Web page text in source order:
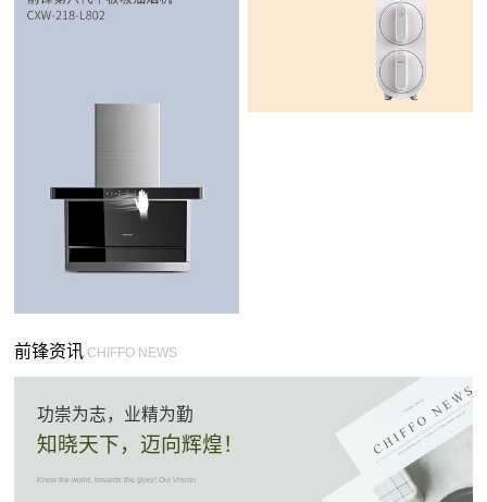
前锋资讯 CHIFFO NEWS
功崇为志，业精为勤
知晓天下，迈向辉煌！
Know the world, towards the glory!.Our Vision